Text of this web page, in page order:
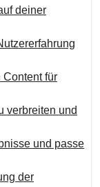
deiner
für
verbreiten und
und passe
der